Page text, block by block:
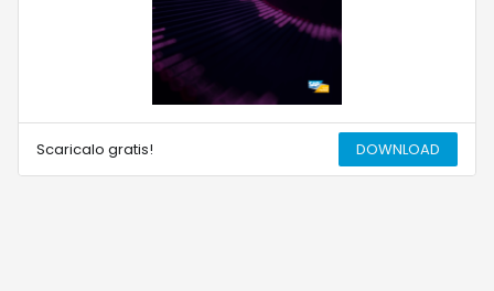
Scaricalo gratis! DOWNLOAD